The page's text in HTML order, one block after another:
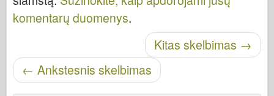
komentarų duomenys.
Kitas skelbimas →
← Ankstesnis skelbimas